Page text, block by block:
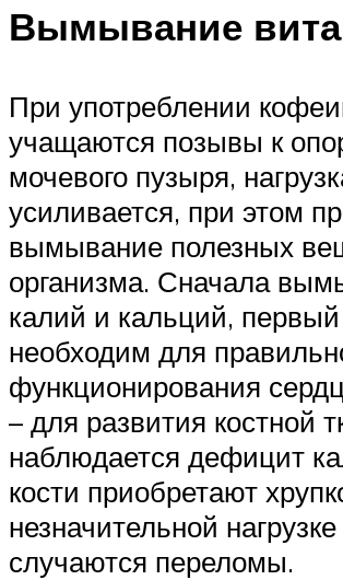
Вымывание
При употреблении
учащаются позывы к
мочевого пузыря,
усиливается, при этом
вымывание полезных
организма. Сначала
калий и кальций, первый
необходим для
функционирования
– для развития костной
наблюдается дефицит
кости приобретают
незначительной
случаются переломы.